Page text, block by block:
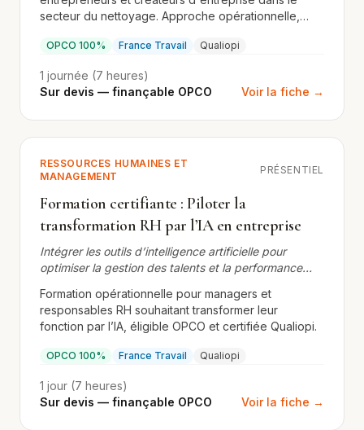
secteur du nettoyage. Approche opérationnelle,
adaptée aux TPE/PME.
OPCO 100% France Travail Qualiopi
1 journée (7 heures)
Sur devis — finançable OPCO
Voir la fiche →
RESSOURCES HUMAINES ET
MANAGEMENT
PRÉSENTIEL
Formation certifiante : Piloter la
transformation RH par l’IA en entreprise
Intégrer les outils d’intelligence artificielle pour
optimiser la gestion des talents et la performance
Formation opérationnelle pour managers et
responsables RH souhaitant transformer leur
fonction par l’IA, éligible OPCO et certifiée Qualiopi.
OPCO 100% France Travail Qualiopi
1 jour (7 heures)
Sur devis — finançable OPCO
Voir la fiche →